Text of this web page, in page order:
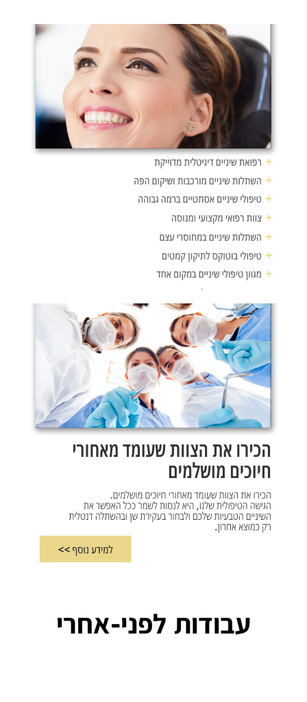
עבודות לפני-אחרי